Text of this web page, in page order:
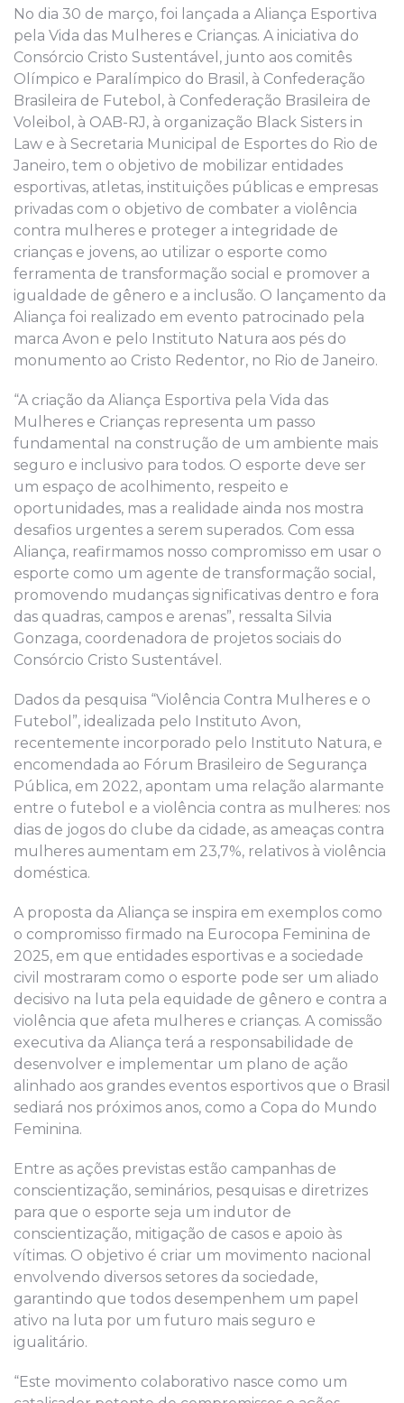
No dia 30 de março, foi lançada a Aliança Esportiva
pela Vida das Mulheres e Crianças. A iniciativa do
Consórcio Cristo Sustentável, junto aos comitês
Olímpico e Paralímpico do Brasil, à Confederação
Brasileira de Futebol, à Confederação Brasileira de
Voleibol, à OAB-RJ, à organização Black Sisters in
Law e à Secretaria Municipal de Esportes do Rio de
Janeiro, tem o objetivo de mobilizar entidades
esportivas, atletas, instituições públicas e empresas
privadas com o objetivo de combater a violência
contra mulheres e proteger a integridade de
crianças e jovens, ao utilizar o esporte como
ferramenta de transformação social e promover a
igualdade de gênero e a inclusão. O lançamento da
Aliança foi realizado em evento patrocinado pela
marca Avon e pelo Instituto Natura aos pés do
monumento ao Cristo Redentor, no Rio de Janeiro.
“A criação da Aliança Esportiva pela Vida das
Mulheres e Crianças representa um passo
fundamental na construção de um ambiente mais
seguro e inclusivo para todos. O esporte deve ser
um espaço de acolhimento, respeito e
oportunidades, mas a realidade ainda nos mostra
desafios urgentes a serem superados. Com essa
Aliança, reafirmamos nosso compromisso em usar o
esporte como um agente de transformação social,
promovendo mudanças significativas dentro e fora
das quadras, campos e arenas”, ressalta Silvia
Gonzaga, coordenadora de projetos sociais do
Consórcio Cristo Sustentável.
Dados da pesquisa “Violência Contra Mulheres e o
Futebol”, idealizada pelo Instituto Avon,
recentemente incorporado pelo Instituto Natura, e
encomendada ao Fórum Brasileiro de Segurança
Pública, em 2022, apontam uma relação alarmante
entre o futebol e a violência contra as mulheres: nos
dias de jogos do clube da cidade, as ameaças contra
mulheres aumentam em 23,7%, relativos à violência
doméstica.
A proposta da Aliança se inspira em exemplos como
o compromisso firmado na Eurocopa Feminina de
2025, em que entidades esportivas e a sociedade
civil mostraram como o esporte pode ser um aliado
decisivo na luta pela equidade de gênero e contra a
violência que afeta mulheres e crianças. A comissão
executiva da Aliança terá a responsabilidade de
desenvolver e implementar um plano de ação
alinhado aos grandes eventos esportivos que o Brasil
sediará nos próximos anos, como a Copa do Mundo
Feminina.
Entre as ações previstas estão campanhas de
conscientização, seminários, pesquisas e diretrizes
para que o esporte seja um indutor de
conscientização, mitigação de casos e apoio às
vítimas. O objetivo é criar um movimento nacional
envolvendo diversos setores da sociedade,
garantindo que todos desempenhem um papel
ativo na luta por um futuro mais seguro e
igualitário.
“Este movimento colaborativo nasce como um